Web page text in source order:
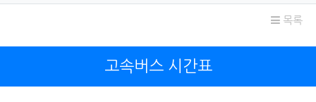
목록
고속버스 시간표